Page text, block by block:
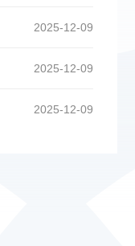
2025-12-09
2025-12-09
2025-12-09